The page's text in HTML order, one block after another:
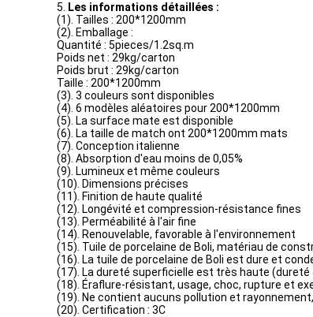
5.
Les informations détaillées :
(1). Tailles : 200*1200mm
(2). Emballage :
Quantité : 5pieces/1.2sq.m
Poids net : 29kg/carton
Poids brut : 29kg/carton
Taille : 200*1200mm
(3). 3 couleurs sont disponibles
(4). 6 modèles aléatoires pour 200*1200mm
(5). La surface mate est disponible
(6). La taille de match ont 200*1200mm mats
(7). Conception italienne
(8). Absorption d'eau moins de 0,05%
(9). Lumineux et même couleurs
(10). Dimensions précises
(11). Finition de haute qualité
(12). Longévité et compression-résistance fines
(13). Perméabilité à l'air fine
(14). Renouvelable, favorable à l'environnement
(15). Tuile de porcelaine de Boli, matériau de
(16). La tuile de porcelaine de Boli est dure et
(17). La dureté superficielle est très haute (dureté
(18). Éraflure-résistant, usage, choc, rupture et
(19). Ne contient aucuns pollution et
(20). Certification : 3C